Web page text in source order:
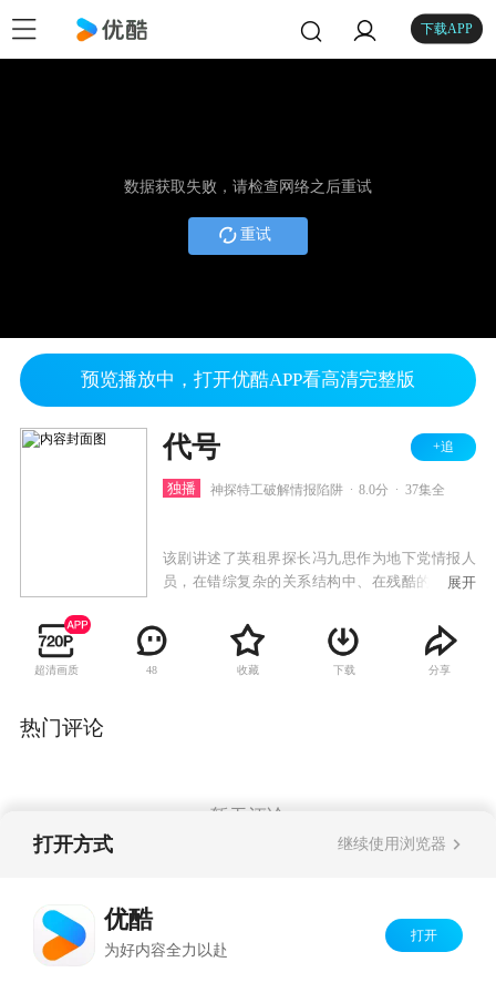
下载APP
数据获取失败，请检查网络之后重试
重试
预览播放中，打开优酷APP看高清完整版
代号 +追
独播 神探特工破解情报陷阱 8.0分 37集全
该剧讲述了英租界探长冯九思作为地下党情报人
员，在错综复杂的关系结构中、在残酷的革命环
定、果敢坚强的中共战士。
展开
超清画质 48 收藏 下载 分享
热门评论
暂无评论
打开方式 继续使用浏览器
优酷
为好内容全力以赴
打开